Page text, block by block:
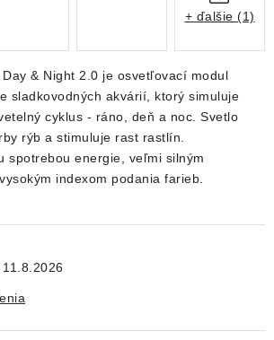
& Night 2.0 je osvetľovací modul
sladkovodných akvárií, ktorý simuluje
cyklus - ráno, deň a noc. Svetlo
rýb a stimuluje rast rastlín.
spotrebou energie, veľmi silným
indexom podania farieb.
11.8.2026
+ ďalšie (1)